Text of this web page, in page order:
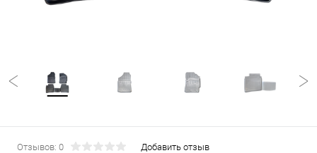
Отзывов: 0
Добавить отзыв